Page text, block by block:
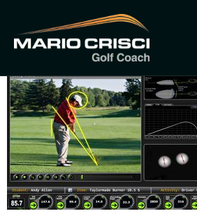
PREVENIR
LESIONES
Vector Pro Launcher